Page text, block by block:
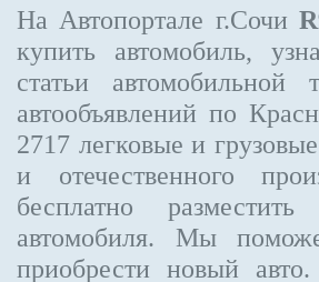
На Автопортале г.Сочи
купить автомобиль,
статьи
автообъявлений по
2717 легковые и
и отечественного
бесплатно разместить
автомобиля. Мы
приобрести новый